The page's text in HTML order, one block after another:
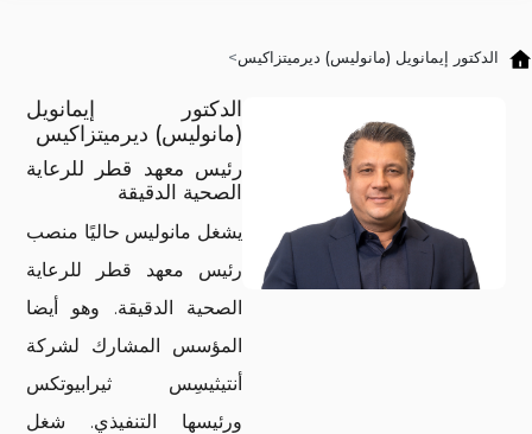
تجاوز إلى المحتوى الرئيسي
الدكتور إيمانويل (مانوليس) ديرميتزاكيس
الدكتور إيمانويل
(مانوليس) ديرميتزاكيس
رئيس معهد قطر للرعاية
الصحية الدقيقة
يشغل مانوليس حاليًا منصب
رئيس معهد قطر للرعاية
الصحية الدقيقة. وهو أيضا
المؤسس المشارك لشركة
أنتيثيسِس ثيرابيوتكس
ورئيسها التنفيذي. شغل